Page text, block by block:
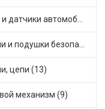
Реле и датчики автомобильные (111)
Ремни и подушки безопасности (1)
цепи (13)
механизм (9)